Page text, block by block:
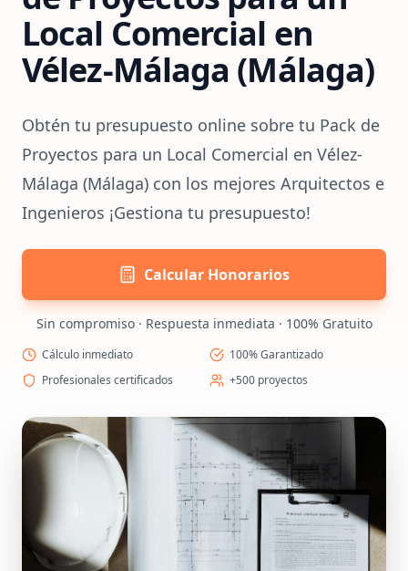
Local Comercial en
Vélez-Málaga (Málaga)
Obtén tu presupuesto online sobre tu Pack de
Proyectos para un Local Comercial en Vélez-
Málaga (Málaga) con los mejores Arquitectos e
Ingenieros ¡Gestiona tu presupuesto!
Calcular Honorarios
Sin compromiso · Respuesta inmediata · 100% Gratuito
Cálculo inmediato
100% Garantizado
Profesionales certificados
+500 proyectos